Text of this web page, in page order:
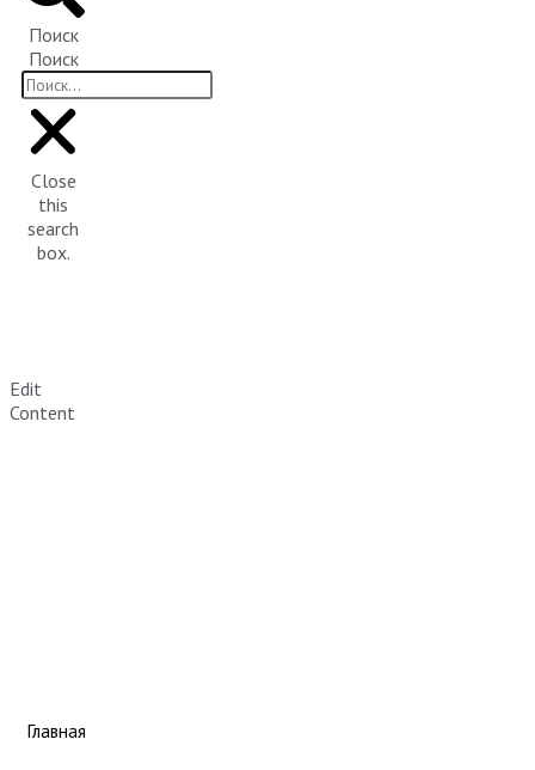
Поиск
Поиск
Close
this
search
box.
Edit
Content
Главная